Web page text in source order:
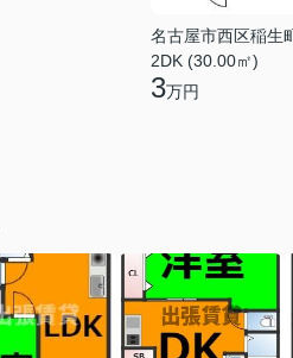
名古屋市西区稲生
2DK (30.00㎡)
3万円